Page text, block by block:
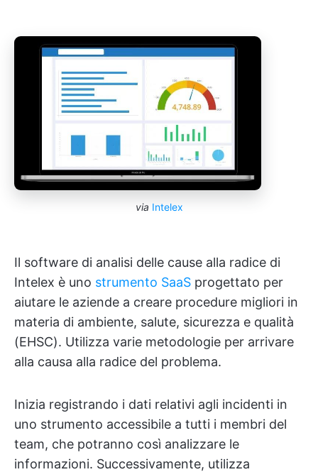
via Intelex
Il software di analisi delle cause alla radice di
Intelex è uno strumento SaaS progettato per
aiutare le aziende a creare procedure migliori in
materia di ambiente, salute, sicurezza e qualità
(EHSC). Utilizza varie metodologie per arrivare
alla causa alla radice del problema.
Inizia registrando i dati relativi agli incidenti in
uno strumento accessibile a tutti i membri del
team, che potranno così analizzare le
informazioni. Successivamente, utilizza